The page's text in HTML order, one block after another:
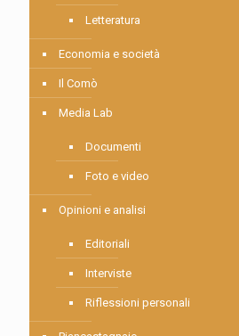
Letteratura
Economia e società
Il Comò
Media Lab
Documenti
Foto e video
Opinioni e analisi
Editoriali
Interviste
Riflessioni personali